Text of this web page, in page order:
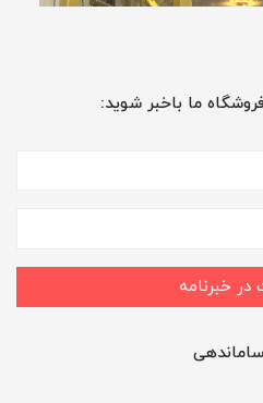
ما باخبر شوید:
خبرنامه
ساماندهی